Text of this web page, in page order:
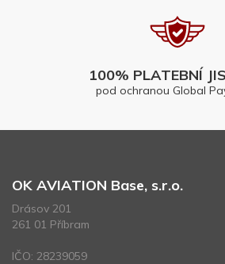
100% PLATEBNÍ
pod ochranou Global
OK AVIATION Base, s.r.o.
Drásov 201
261 01 Příbram
IČO: 28239059